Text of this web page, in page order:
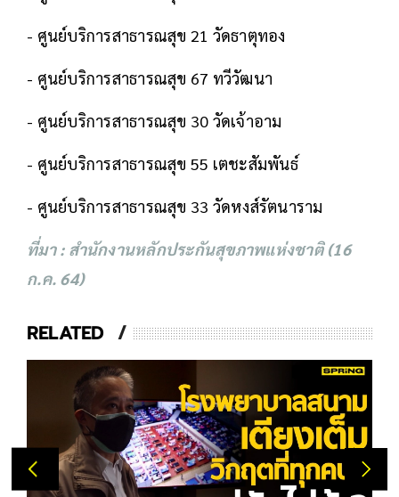
- ศูนย์บริการสาธารณสุข 21 วัดธาตุทอง
- ศูนย์บริการสาธารณสุข 67 ทวีวัฒนา
- ศูนย์บริการสาธารณสุข 30 วัดเจ้าอาม
- ศูนย์บริการสาธารณสุข 55 เตชะสัมพันธ์
- ศูนย์บริการสาธารณสุข 33 วัดหงส์รัตนาราม
ที่มา : สำนักงานหลักประกันสุขภาพแห่งชาติ (16
ก.ค. 64)
RELATED